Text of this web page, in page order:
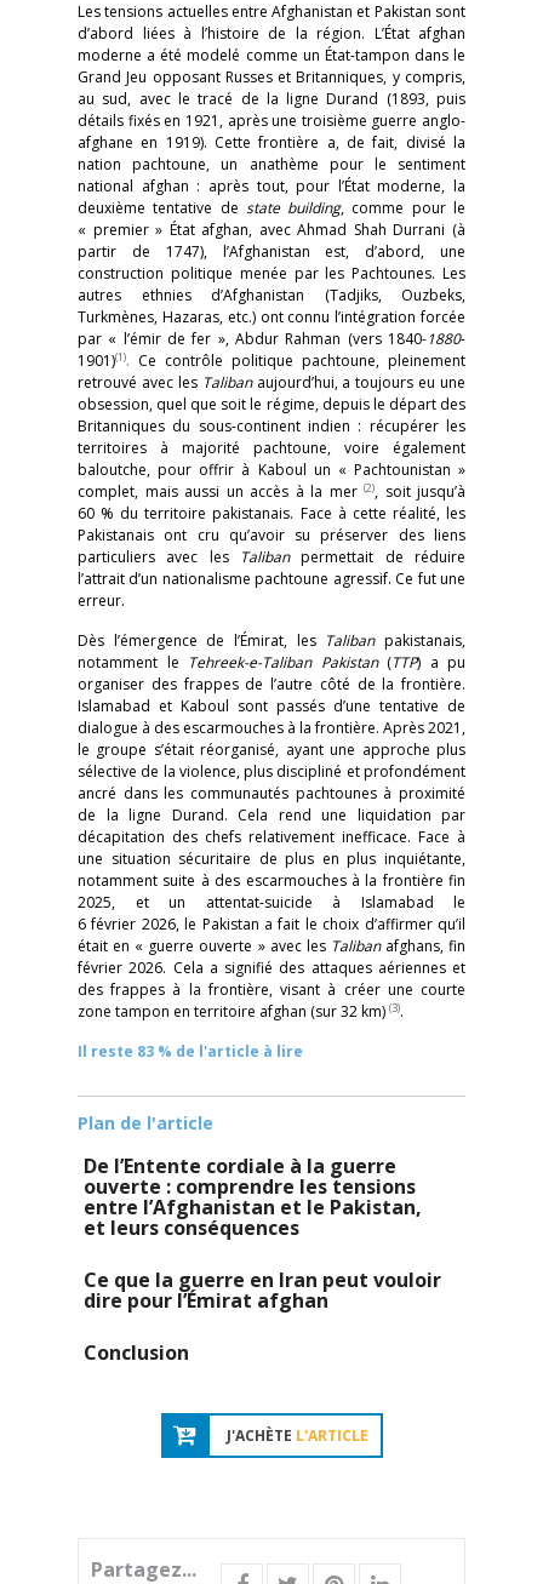
Les tensions actuelles entre Afghanistan et Pakistan sont
d’abord liées à l’histoire de la région. L’État afghan
moderne a été modelé comme un État-tampon dans le
Grand Jeu opposant Russes et Britanniques, y compris,
au sud, avec le tracé de la ligne Durand (1893, puis
détails fixés en 1921, après une troisième guerre anglo-
afghane en 1919). Cette frontière a, de fait, divisé la
nation pachtoune, un anathème pour le sentiment
national afghan : après tout, pour l’État moderne, la
deuxième tentative de state building, comme pour le
« premier » État afghan, avec Ahmad Shah Durrani (à
partir de 1747), l’Afghanistan est, d’abord, une
construction politique menée par les Pachtounes. Les
autres ethnies d’Afghanistan (Tadjiks, Ouzbeks,
Turkmènes, Hazaras, etc.) ont connu l’intégration forcée
par « l’émir de fer », Abdur Rahman (vers 1840-1880-
1901)(1). Ce contrôle politique pachtoune, pleinement
retrouvé avec les Talibanaujourd’hui, a toujours eu une
obsession, quel que soit le régime, depuis le départ des
Britanniques du sous-continent indien : récupérer les
territoires à majorité pachtoune, voire également
baloutche, pour offrir à Kaboul un « Pachtounistan »
complet, mais aussi un accès à la mer (2), soit jusqu’à
60 % du territoire pakistanais. Face à cette réalité, les
Pakistanais ont cru qu’avoir su préserver des liens
particuliers avec les
Talibanpermettait de réduire
l’attrait d’un nationalisme pachtoune agressif. Ce fut une
erreur.
Dès l’émergence de l’Émirat, les Talibanpakistanais,
notamment le Tehreek-e-Taliban Pakistan(TTP) a pu
organiser des frappes de l’autre côté de la frontière.
Islamabad et Kaboul sont passés d’une tentative de
dialogue à des escarmouches à la frontière. Après 2021,
le groupe s’était réorganisé, ayant une approche plus
sélective de la violence, plus discipliné et profondément
ancré dans les communautés pachtounes à proximité
de la ligne Durand. Cela rend une liquidation par
décapitation des chefs relativement inefficace. Face à
une situation sécuritaire de plus en plus inquiétante,
notamment suite à des escarmouches à la frontière fin
2025, et un attentat-suicide à Islamabad le
6 février 2026, le Pakistan a fait le choix d’affirmer qu’il
était en « guerre ouverte » avec les Talibanafghans, fin
février 2026. Cela a signifié des attaques aériennes et
des frappes à la frontière, visant à créer une courte
zone tampon en territoire afghan (sur 32 km) (3).
Il reste 83 % de l'article à lire
Plan de l'article
De l’Entente cordiale à la guerre
ouverte : comprendre les tensions
entre l’Afghanistan et le Pakistan,
et leurs conséquences
Ce que la guerre en Iran peut vouloir
dire pour l’Émirat afghan
Conclusion
J'ACHÈTE L'ARTICLE
Partagez...